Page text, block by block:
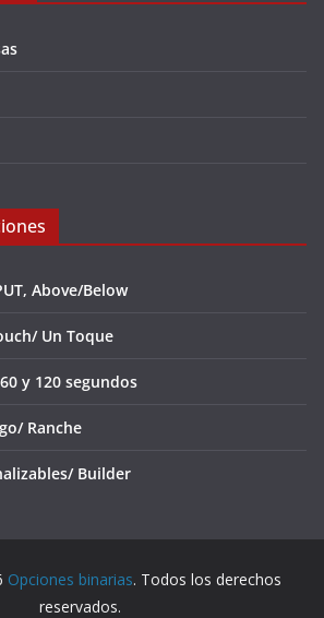
Above/Below
Un Toque
y 120 segundos
Ranche
Builder
Opciones binarias. Todos los derechos
reservados.